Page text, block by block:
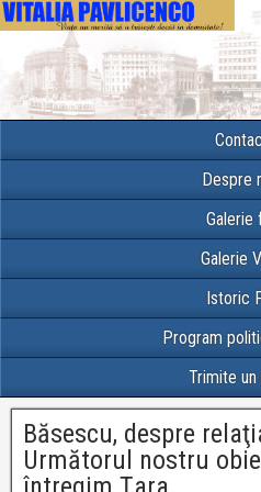
Despre
Galerie
Galerie
Istoric
Program
Trimite un
Băsescu, despre
Următorul nostru